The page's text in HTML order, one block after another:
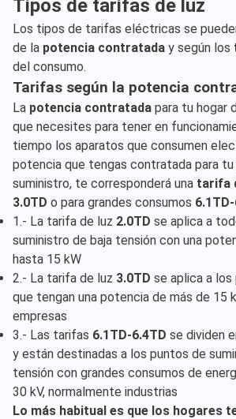
Tipos de tarifas de luz
Los tipos de tarifas eléctricas se
de la potencia contratada y según los
del consumo.
Tarifas según la potencia
La potencia contratada para tu hogar
que necesites para tener en
tiempo los aparatos que consumen
potencia que tengas contratada para
suministro, te corresponderá una tarifa
3.0TD o para grandes consumos
1.- La tarifa de luz 2.0TD se aplica a
suministro de baja tensión con una
hasta 15 kW
2.- La tarifa de luz 3.0TD se aplica a
que tengan una potencia de más de 15
empresas
3.- Las tarifas 6.1TD-6.4TD se dividen
y están destinadas a los puntos de
tensión con grandes consumos de
30 kV, normalmente industrias
Lo más habitual es que los hogares